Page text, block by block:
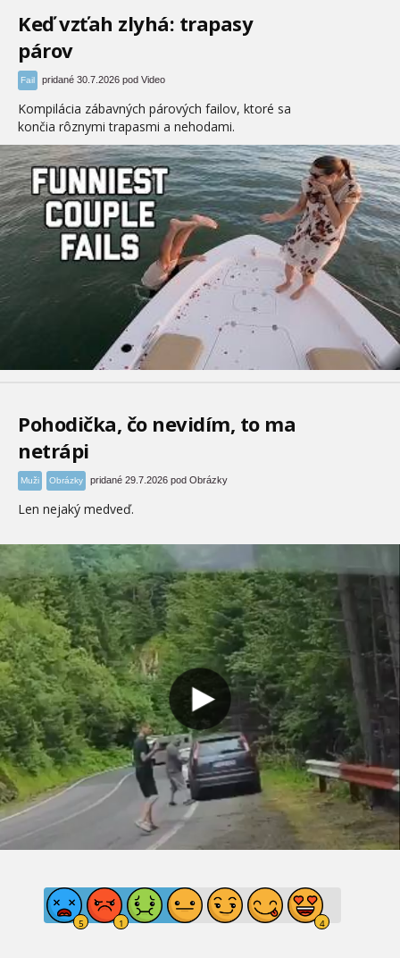
Keď vzťah zlyhá: trapasy
párov
Fail pridané 30.7.2026 pod Video
Kompilácia zábavných párových failov, ktoré sa
končia rôznymi trapasmi a nehodami.
Pohodička, čo nevidím, to ma
netrápi
Muži Obrázky pridané 29.7.2026 pod Obrázky
Len nejaký medveď.